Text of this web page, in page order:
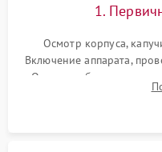
1.
Осмотр корпуса,
Включение аппарата,
Оценка работы помпы,
Измерение